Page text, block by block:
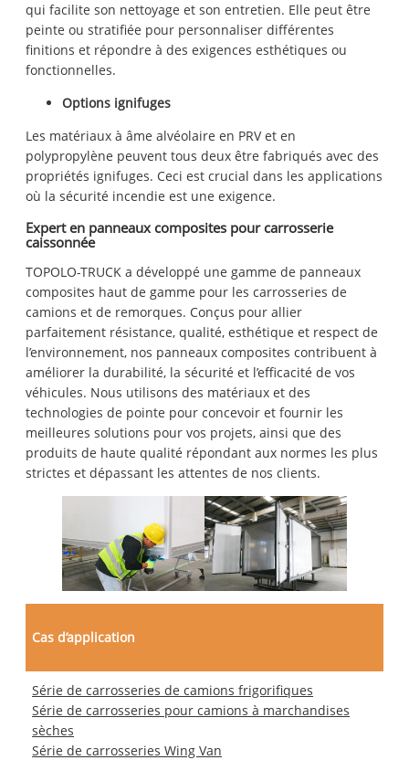
qui facilite son nettoyage et son entretien. Elle peut être
peinte ou stratifiée pour personnaliser différentes
finitions et répondre à des exigences esthétiques ou
fonctionnelles.
Options ignifuges
Les matériaux à âme alvéolaire en PRV et en
polypropylène peuvent tous deux être fabriqués avec des
propriétés ignifuges. Ceci est crucial dans les applications
où la sécurité incendie est une exigence.
Expert en panneaux composites pour carrosserie
caissonnée
TOPOLO-TRUCK a développé une gamme de panneaux
composites haut de gamme pour les carrosseries de
camions et de remorques. Conçus pour allier
parfaitement résistance, qualité, esthétique et respect de
l’environnement, nos panneaux composites contribuent à
améliorer la durabilité, la sécurité et l’efficacité de vos
véhicules. Nous utilisons des matériaux et des
technologies de pointe pour concevoir et fournir les
meilleures solutions pour vos projets, ainsi que des
produits de haute qualité répondant aux normes les plus
strictes et dépassant les attentes de nos clients.
Cas d’application
Série de carrosseries de camions frigorifiques
Série de carrosseries pour camions à marchandises
sèches
Série de carrosseries Wing Van